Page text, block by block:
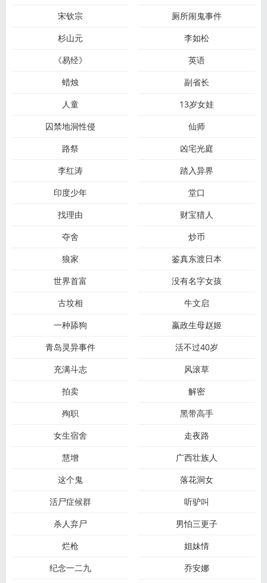
宋钦宗
厕所闹鬼事件
杉山元
李如松
《易经》
英语
蜡烛
副省长
人童
13岁女娃
囚禁地洞性侵
仙师
路祭
凶宅光庭
李红涛
踏入异界
印度少年
堂口
找理由
财宝猎人
夺舍
炒币
狼家
鉴真东渡日本
世界首富
没有名字女孩
古坟相
牛文启
一种舔狗
嬴政生母赵姬
青岛灵异事件
活不过40岁
充满斗志
风滚草
拍卖
解密
殉职
黑带高手
女生宿舍
走夜路
慧增
广西壮族人
这个鬼
落花洞女
活尸症候群
听驴叫
杀人弃尸
男怕三更子
烂枪
姐妹情
纪念一二九
乔安娜